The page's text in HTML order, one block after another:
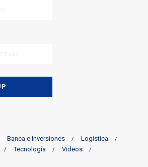
Banca e Inversiones
Logística
Tecnología
Videos